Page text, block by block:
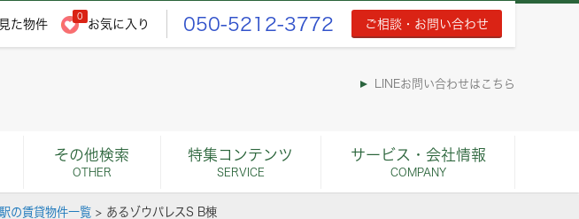
た物件
0
お気に入り 050-5212-3772 ご相談・お問い合わせ
LINEお問い合わせはこちら
その他検索
OTHER
特集コンテンツ
SERVICE
サービス・会社情報
COMPANY
の賃貸物件一覧 > あるゾウパレスS B棟